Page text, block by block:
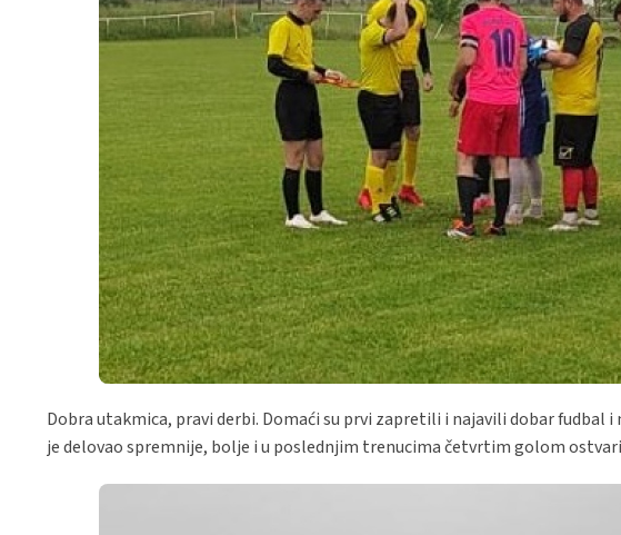
Dobra utakmica, pravi derbi. Domaći su prvi zapretili i najavili dobar
je delovao spremnije, bolje i u poslednjim trenucima četvrtim golom